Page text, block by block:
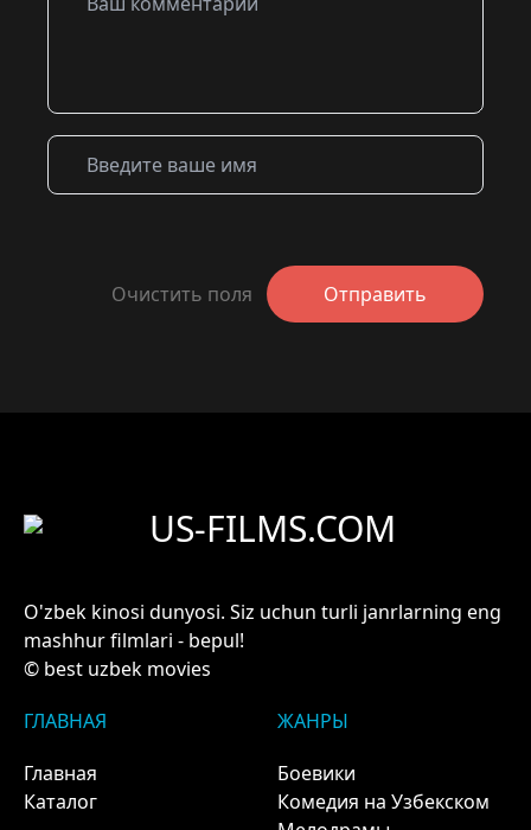
Очистить поля Отправить
US-FILMS.COM
O'zbek kinosi dunyosi. Siz uchun turli janrlarning eng
mashhur filmlari - bepul!
© best uzbek movies
ГЛАВНАЯ
Главная
Каталог
ЖАНРЫ
Боевики
Комедия на Узбекском